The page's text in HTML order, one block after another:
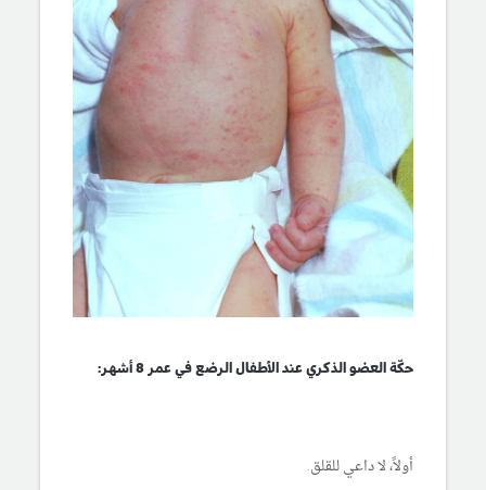
حكّة العضو الذكري عند الأطفال الرضع في عمر 8 أشهر:
أولاً، لا داعي للقلق.